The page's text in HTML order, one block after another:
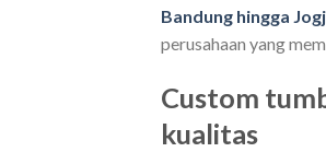
Bandung hingga
perusahaan yang
Custom
kualitas